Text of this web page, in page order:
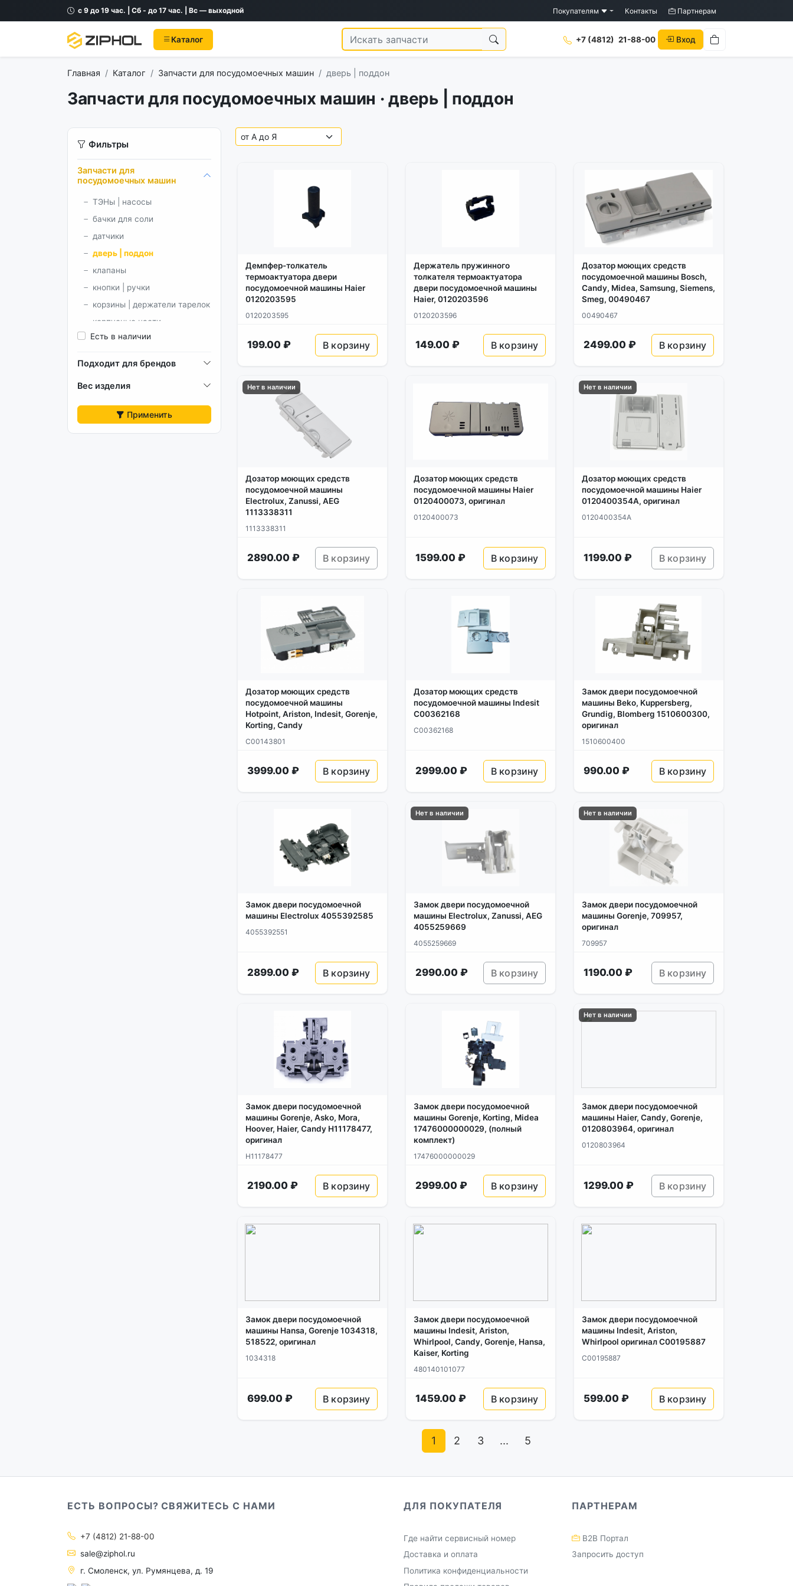
с 9 до 19 час. | Сб - до 17 час. | Вс — выходной Покупателям Контакты Партнерам
Каталог +7 (4812) 21-88-00 Вход
Главная Каталог Запчасти для посудомоечных машин дверь | поддон
Запчасти для посудомоечных машин · дверь | поддон
Фильтры
Запчасти для
посудомоечных машин
ТЭНы | насосы
бачки для соли
датчики
дверь | поддон
клапаны
кнопки | ручки
корзины | держатели тарелок
корпусные части
модули и платы
импеллеры | подвод воды
Есть в наличии
Подходит для брендов
Вес изделия
Применить
Демпфер-толкатель
термоактуатора двери
посудомоечной машины Haier
0120203595
0120203595
199.00 ₽ В корзину
Держатель пружинного
толкателя термоактуатора
двери посудомоечной машины
Haier, 0120203596
0120203596
149.00 ₽ В корзину
Дозатор моющих средств
посудомоечной машины Bosch,
Candy, Midea, Samsung, Siemens,
Smeg, 00490467
00490467
2499.00 ₽ В корзину
Нет в наличии
Дозатор моющих средств
посудомоечной машины
Electrolux, Zanussi, AEG
1113338311
1113338311
2890.00 ₽ В корзину
Дозатор моющих средств
посудомоечной машины Haier
0120400073, оригинал
0120400073
1599.00 ₽ В корзину
Нет в наличии
Дозатор моющих средств
посудомоечной машины Haier
0120400354A, оригинал
0120400354A
1199.00 ₽ В корзину
Дозатор моющих средств
посудомоечной машины
Hotpoint, Ariston, Indesit, Gorenje,
Korting, Candy
C00143801
3999.00 ₽ В корзину
Дозатор моющих средств
посудомоечной машины Indesit
C00362168
C00362168
2999.00 ₽ В корзину
Замок двери посудомоечной
машины Beko, Kuppersberg,
Grundig, Blomberg 1510600300,
оригинал
1510600400
990.00 ₽ В корзину
Замок двери посудомоечной
машины Electrolux 4055392585
4055392551
2899.00 ₽ В корзину
Нет в наличии
Замок двери посудомоечной
машины Electrolux, Zanussi, AEG
4055259669
4055259669
2990.00 ₽ В корзину
Нет в наличии
Замок двери посудомоечной
машины Gorenje, 709957,
оригинал
709957
1190.00 ₽ В корзину
Замок двери посудомоечной
машины Gorenje, Asko, Mora,
Hoover, Haier, Candy H11178477,
оригинал
H11178477
2190.00 ₽ В корзину
Замок двери посудомоечной
машины Gorenje, Korting, Midea
17476000000029, (полный
комплект)
17476000000029
2999.00 ₽ В корзину
Нет в наличии
Замок двери посудомоечной
машины Haier, Candy, Gorenje,
0120803964, оригинал
0120803964
1299.00 ₽ В корзину
Замок двери посудомоечной
машины Hansa, Gorenje 1034318,
518522, оригинал
1034318
699.00 ₽ В корзину
Замок двери посудомоечной
машины Indesit, Ariston,
Whirlpool, Candy, Gorenje, Hansa,
Kaiser, Korting
480140101077
1459.00 ₽ В корзину
Замок двери посудомоечной
машины Indesit, Ariston,
Whirlpool оригинал C00195887
C00195887
599.00 ₽ В корзину
1 2 3 ... 5
ЕСТЬ ВОПРОСЫ? СВЯЖИТЕСЬ С НАМИ
+7 (4812) 21-88-00
sale@ziphol.ru
г. Смоленск, ул. Румянцева, д. 19
ДЛЯ ПОКУПАТЕЛЯ
Где найти сервисный номер
Доставка и оплата
Политика конфиденциальности
ПАРТНЕРАМ
B2B Портал
Запросить доступ